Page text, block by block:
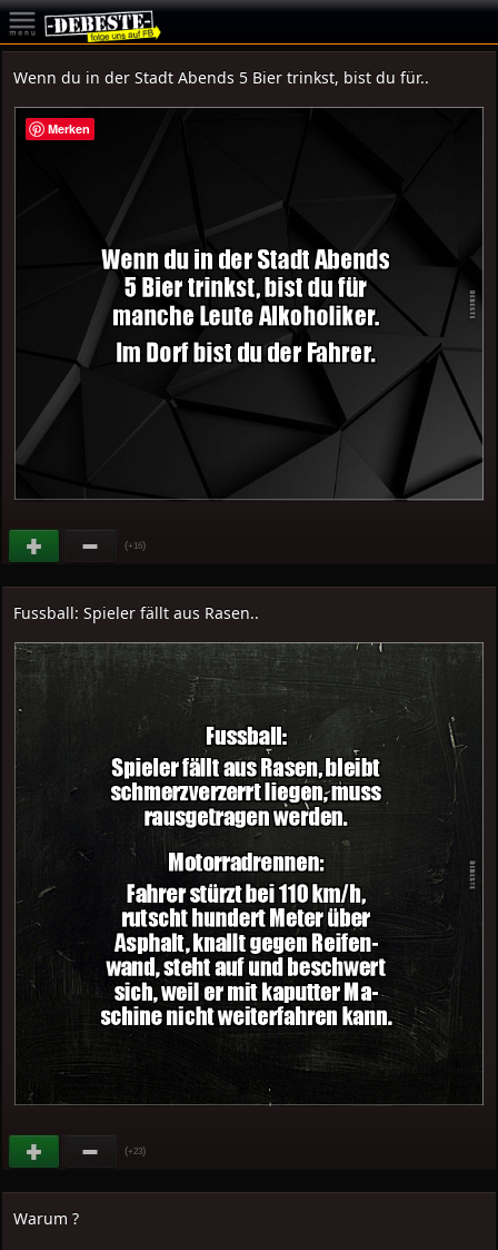
Wenn du in der Stadt Abends 5 Bier trinkst, bist du für..
(+16)
Fussball: Spieler fällt aus Rasen..
(+23)
Warum ?
Merken